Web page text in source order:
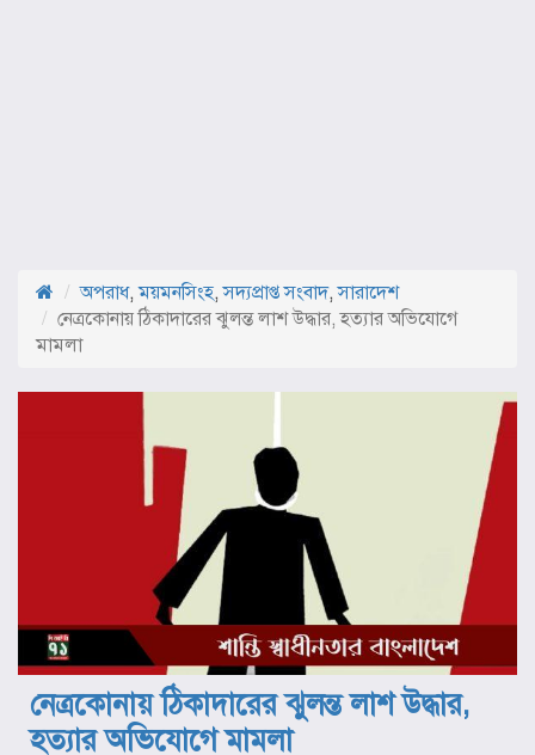
অপরাধ,ময়মনসিংহ,সদ্যপ্রাপ্ত সংবাদ,সারাদেশ
নেত্রকোনায় ঠিকাদারের ঝুলন্ত লাশ উদ্ধার, হত্যার অভিযোগে
মামলা
নেত্রকোনায় ঠিকাদারের ঝুলন্ত লাশ উদ্ধার,
হত্যার অভিযোগে মামলা